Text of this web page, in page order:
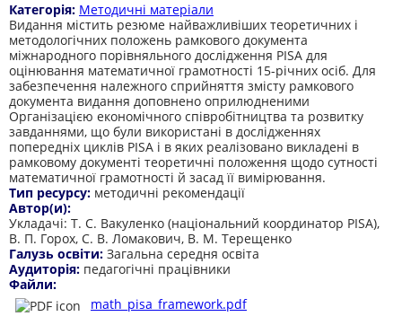
Категорія: Методичні матеріали
Видання містить резюме найважливіших теоретичних і
методологічних положень рамкового документа
міжнародного порівняльного дослідження PISA для
оцінювання математичної грамотності 15-річних осіб. Для
забезпечення належного сприйняття змісту рамкового
документа видання доповнено оприлюдненими
Організацією економічного співробітництва та розвитку
завданнями, що були використані в дослідженнях
попередніх циклів PISA і в яких реалізовано викладені в
рамковому документі теоретичні положення щодо сутності
математичної грамотності й засад її вимірювання.
Тип ресурсу: методичні рекомендації
Автор(и):
Укладачі: Т. С. Вакуленко (національний координатор PISA),
В. П. Горох, С. В. Ломакович, В. М. Терещенко
Галузь освіти: Загальна середня освіта
Аудиторія: педагогічні працівники
Файли:
math_pisa_framework.pdf